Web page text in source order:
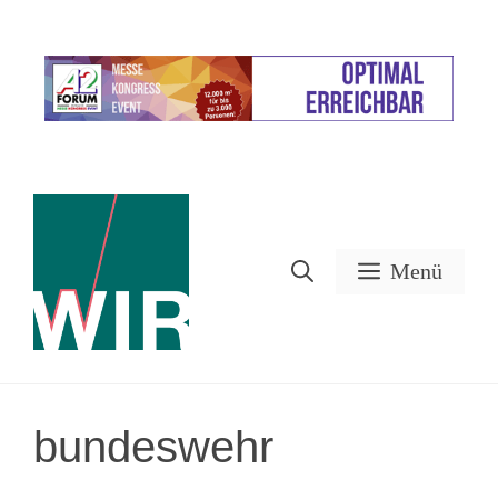
springen
Menü
bundeswehr